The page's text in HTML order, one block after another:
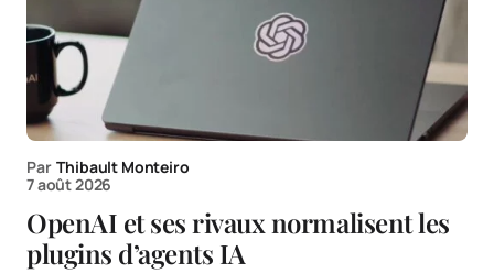
Par Thibault Monteiro
7 août 2026
OpenAI et ses rivaux normalisent les
plugins d’agents IA